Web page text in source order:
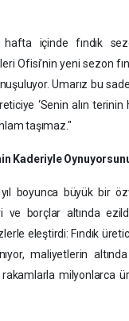
içinde fındık
Ofisi’nin yeni sezon
Umarız bu
‘Senin alın terinin
taşımaz."
Kaderiyle
boyunca büyük bir
ve borçlar altında
eleştirdi: Fındık
maliyetlerin
milyonlarca